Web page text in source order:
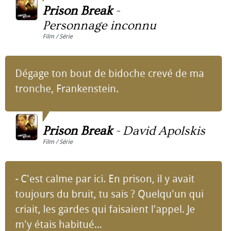
Prison Break-
Personnage inconnu
Film / Série
Dégage ton bout de bidoche crevé de ma
tronche, Frankenstein.
Prison Break- David Apolskis
Film / Série
- C'est calme par ici. En prison, il y avait
toujours du bruit, tu sais ? Quelqu'un qui
criait, les gardes qui faisaient l'appel. Je
m'y étais habitué...